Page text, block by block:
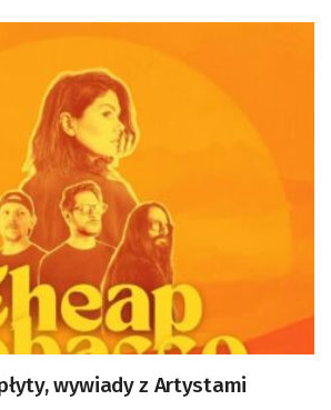
wywiady z Artystami